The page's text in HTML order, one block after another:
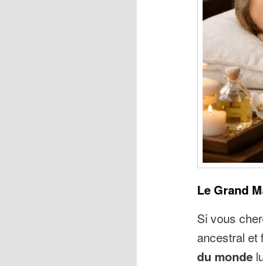
Le Grand
Si vous
ancestral et
du monde